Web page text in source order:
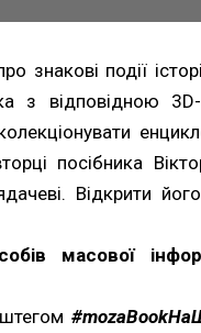
події
з відповідною
посібника
Відкрити
масової